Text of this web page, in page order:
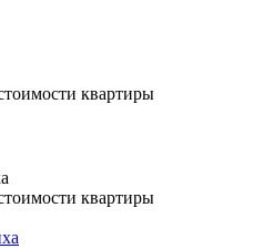
квартиры
квартиры